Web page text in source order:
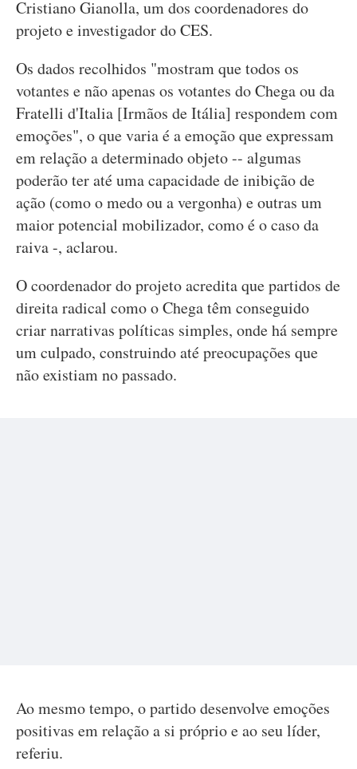
Cristiano Gianolla, um dos coordenadores do
projeto e investigador do CES.
Os dados recolhidos "mostram que todos os
votantes e não apenas os votantes do Chega ou da
Fratelli d'Italia [Irmãos de Itália] respondem com
emoções", o que varia é a emoção que expressam
em relação a determinado objeto -- algumas
poderão ter até uma capacidade de inibição de
ação (como o medo ou a vergonha) e outras um
maior potencial mobilizador, como é o caso da
raiva -, aclarou.
O coordenador do projeto acredita que partidos de
direita radical como o Chega têm conseguido
criar narrativas políticas simples, onde há sempre
um culpado, construindo até preocupações que
não existiam no passado.
Ao mesmo tempo, o partido desenvolve emoções
positivas em relação a si próprio e ao seu líder,
referiu.